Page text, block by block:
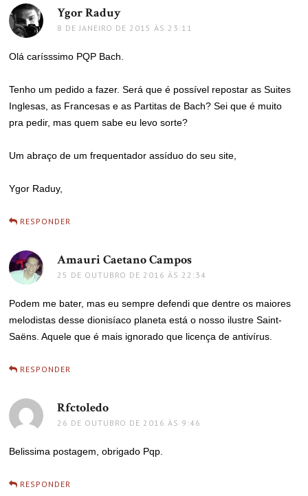
Ygor Raduy
8 DE JANEIRO DE 2015 ÀS 23:11
Olá carísssimo PQP Bach.
Tenho um pedido a fazer. Será que é possível repostar as Suites
Inglesas, as Francesas e as Partitas de Bach? Sei que é muito
pra pedir, mas quem sabe eu levo sorte?
Um abraço de um frequentador assíduo do seu site,
Ygor Raduy,
RESPONDER
Amauri Caetano Campos
25 DE OUTUBRO DE 2016 ÀS 22:34
Podem me bater, mas eu sempre defendi que dentre os maiores
melodistas desse dionisíaco planeta está o nosso ilustre Saint-
Saëns. Aquele que é mais ignorado que licença de antivírus.
RESPONDER
Rfctoledo
26 DE OUTUBRO DE 2016 ÀS 9:46
Belissima postagem, obrigado Pqp.
RESPONDER